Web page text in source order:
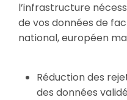
l’infrastructure
de vos données de
national, européen
Réduction des
des données